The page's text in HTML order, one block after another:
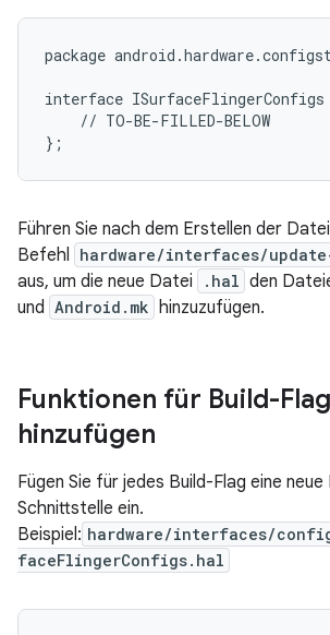
package
interface
    // TO-BE-FILLED-BELOW
Führen Sie nach dem Erstellen der Datei
Befehl hardware/interfaces/
aus, um die neue Datei .hal den
und Android.mk hinzuzufügen.
Funktionen für Build-
hinzufügen
Fügen Sie für jedes Build-Flag eine neue
Schnittstelle ein.
Beispiel: hardware/interfaces/
faceFlingerConfigs.hal